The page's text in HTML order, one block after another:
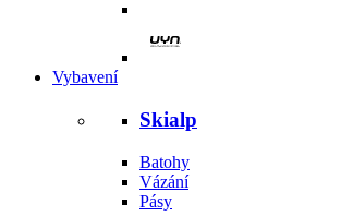
Vybavení
Skialp
Batohy
Vázání
Pásy